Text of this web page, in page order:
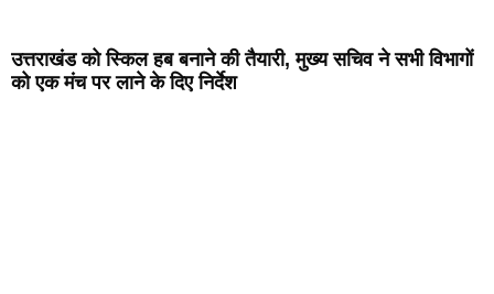
उत्तराखंड को स्किल हब बनाने की तैयारी, मुख्य सचिव ने सभी विभागों
को एक मंच पर लाने के दिए निर्देश